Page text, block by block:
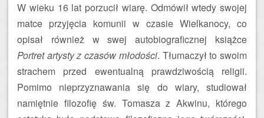
W wieku 16 lat porzucił wiarę. Odmówił wtedy swojej
matce przyjęcia komunii w czasie Wielkanocy, co
opisał również w swej autobiograficznej książce
Portret artysty z czasów młodości. Tłumaczył to swoim
strachem przed ewentualną prawdziwością religii.
Pomimo nieprzyznawania się do wiary, studiował
namiętnie filozofię św. Tomasza z Akwinu, którego